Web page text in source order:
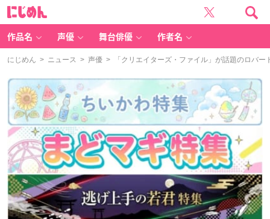
作品名 声優 舞台俳優 作者名
にじめん > ニュース > 声優 > 「クリエイターズ・ファイル」が話題のロバー